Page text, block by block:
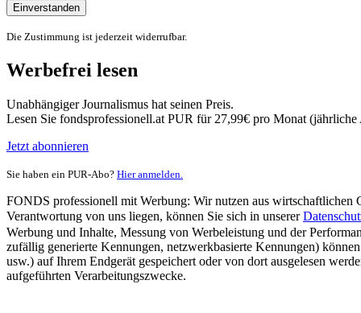
Einverstanden
Die Zustimmung ist jederzeit widerrufbar.
Werbefrei lesen
Unabhängiger Journalismus hat seinen Preis.
Lesen Sie fondsprofessionell.at PUR für 27,99€ pro Monat (jährliche
Jetzt abonnieren
Sie haben ein PUR-Abo? Hier anmelden.
FONDS professionell mit Werbung: Wir nutzen aus wirtschaftlichen
Verantwortung von uns liegen, können Sie sich in unserer
Werbung und Inhalte, Messung von Werbeleistung und der
zufällig generierte Kennungen, netzwerkbasierte Kennungen)
usw.) auf Ihrem Endgerät gespeichert oder von dort ausgelesen
aufgeführten Verarbeitungszwecke.